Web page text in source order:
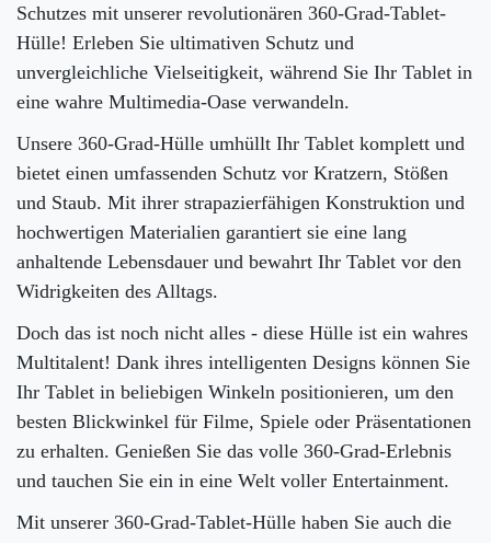
Schutzes mit unserer revolutionären 360-Grad-Tablet-
Hülle! Erleben Sie ultimativen Schutz und
unvergleichliche Vielseitigkeit, während Sie Ihr Tablet in
eine wahre Multimedia-Oase verwandeln.
Unsere 360-Grad-Hülle umhüllt Ihr Tablet komplett und
bietet einen umfassenden Schutz vor Kratzern, Stößen
und Staub. Mit ihrer strapazierfähigen Konstruktion und
hochwertigen Materialien garantiert sie eine lang
anhaltende Lebensdauer und bewahrt Ihr Tablet vor den
Widrigkeiten des Alltags.
Doch das ist noch nicht alles - diese Hülle ist ein wahres
Multitalent! Dank ihres intelligenten Designs können Sie
Ihr Tablet in beliebigen Winkeln positionieren, um den
besten Blickwinkel für Filme, Spiele oder Präsentationen
zu erhalten. Genießen Sie das volle 360-Grad-Erlebnis
und tauchen Sie ein in eine Welt voller Entertainment.
Mit unserer 360-Grad-Tablet-Hülle haben Sie auch die